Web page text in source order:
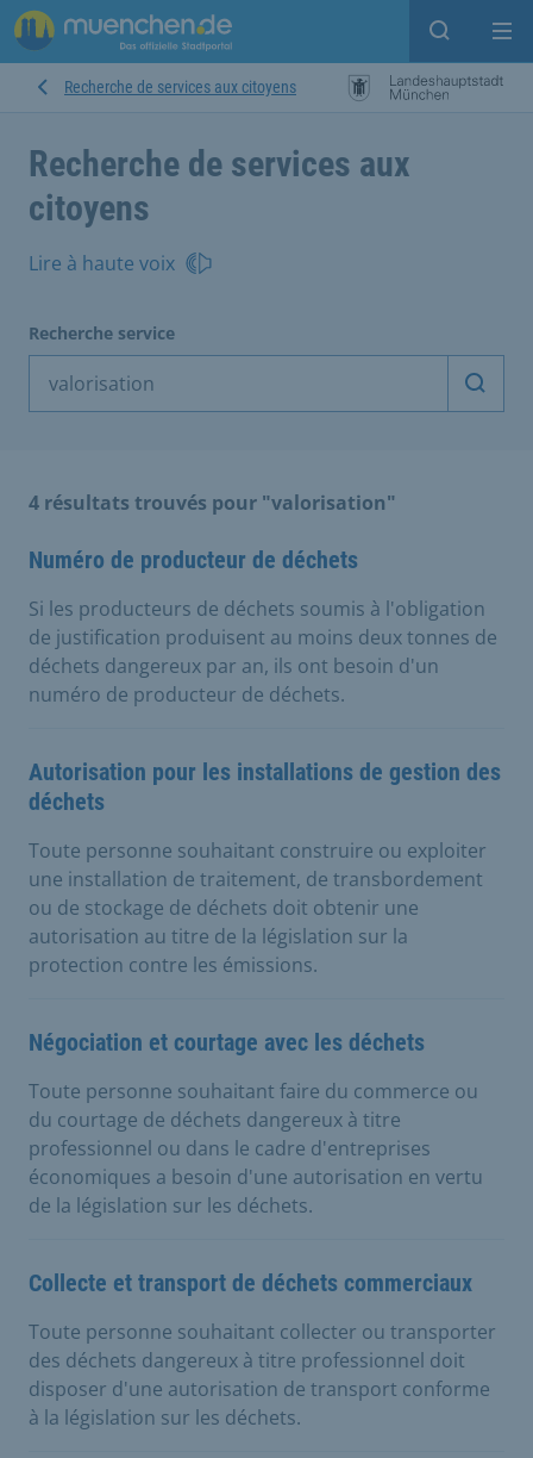
Open
Recherche de services aux citoyens
Recherche de services aux
citoyens
Lire à haute voix
Recherche service
4 résultats trouvés pour "valorisation"
Numéro de producteur de déchets
Si les producteurs de déchets soumis à l'obligation
de justification produisent au moins deux tonnes de
déchets dangereux par an, ils ont besoin d'un
numéro de producteur de déchets.
Autorisation pour les installations de gestion des
déchets
Toute personne souhaitant construire ou exploiter
une installation de traitement, de transbordement
ou de stockage de déchets doit obtenir une
autorisation au titre de la législation sur la
protection contre les émissions.
Négociation et courtage avec les déchets
Toute personne souhaitant faire du commerce ou
du courtage de déchets dangereux à titre
professionnel ou dans le cadre d'entreprises
économiques a besoin d'une autorisation en vertu
de la législation sur les déchets.
Collecte et transport de déchets commerciaux
Toute personne souhaitant collecter ou transporter
des déchets dangereux à titre professionnel doit
disposer d'une autorisation de transport conforme
à la législation sur les déchets.